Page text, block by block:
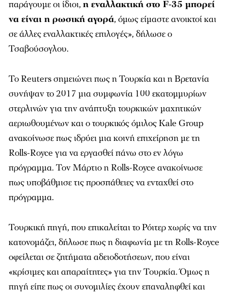
παράγουμε οι ίδιοι, η εναλλακτική στο F-35 μπορεί
να είναι η ρωσική αγορά, όμως είμαστε ανοικτοί και
σε άλλες εναλλακτικές επιλογές», δήλωσε ο
Τσαβούσογλου.
Το Reuters σημειώνει πως η Τουρκία και η Βρετανία
συνήψαν το 2017 μια συμφωνία 100 εκατομμυρίων
στερλινών για την ανάπτυξη τουρκικών μαχητικών
αεριωθουμένων και ο τουρκικός όμιλος Kale Group
ανακοίνωσε πως ιδρύει μια κοινή επιχείρηση με τη
Rolls-Royce για να εργασθεί πάνω στο εν λόγω
πρόγραμμα. Τον Μάρτιο η Rolls-Royce ανακοίνωσε
πως υποβάθμισε τις προσπάθειες να ενταχθεί στο
πρόγραμμα.
Τουρκική πηγή, που επικαλείται το Ρόιτερ χωρίς να την
κατονομάζει, δήλωσε πως η διαφωνία με τη Rolls-Royce
οφείλεται σε ζητήματα αδειοδοτήσεων, που είναι
«κρίσιμες και απαραίτητες» για την Τουρκία. Όμως η
πηγή είπε πως οι συνομιλίες έχουν επαναληφθεί και